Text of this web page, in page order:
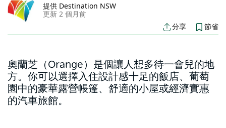
提供 Destination NSW
更新 2 個月前
分享 節省
奧蘭芝（Orange）是個讓人想多待一會兒的地
方。你可以選擇入住設計感十足的飯店、葡萄
園中的豪華露營帳篷、舒適的小屋或經濟實惠
的汽車旅館。